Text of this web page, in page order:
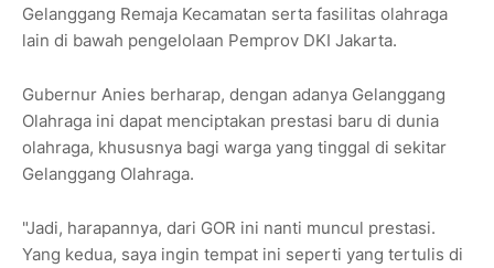
Gelanggang Remaja Kecamatan serta fasilitas olahraga
lain di bawah pengelolaan Pemprov DKI Jakarta.
Gubernur Anies berharap, dengan adanya Gelanggang
Olahraga ini dapat menciptakan prestasi baru di dunia
olahraga, khususnya bagi warga yang tinggal di sekitar
Gelanggang Olahraga.
"Jadi, harapannya, dari GOR ini nanti muncul prestasi.
Yang kedua, saya ingin tempat ini seperti yang tertulis di